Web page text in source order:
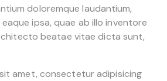
doloremque laudantium,
ipsa, quae ab illo inventore
beatae vitae dicta sunt,
amet, consectetur adipisicing